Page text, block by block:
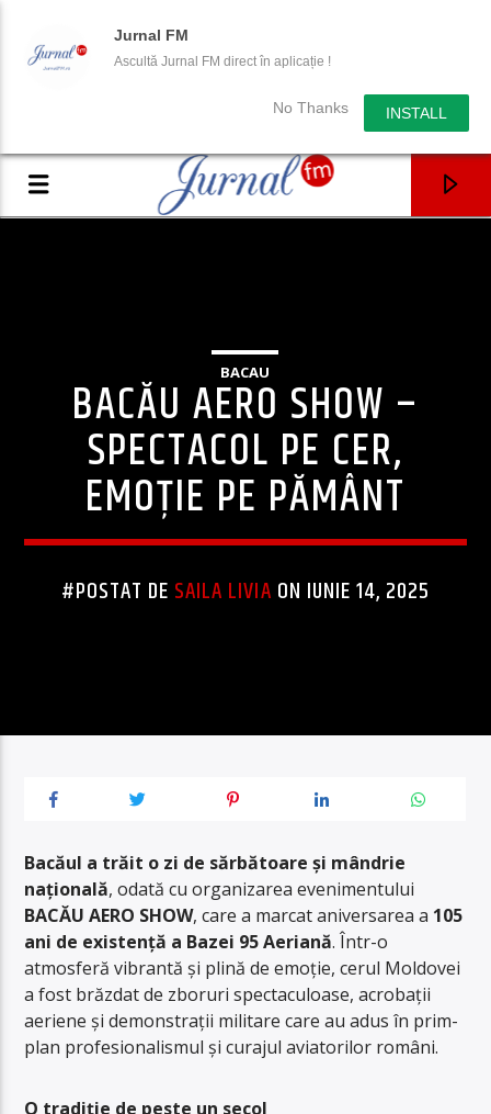
Jurnal FM
Ascultă Jurnal FM direct în aplicație !
No Thanks INSTALL
BACAU
BACĂU AERO SHOW –
SPECTACOL PE CER,
EMOȚIE PE PĂMÂNT
#POSTAT DE SAILA LIVIA ON IUNIE 14, 2025
Bacăul a trăit o zi de sărbătoare și mândrie
națională, odată cu organizarea evenimentului
BACĂU AERO SHOW, care a marcat aniversarea a 105
ani de existență a Bazei 95 Aeriană. Într-o
atmosferă vibrantă și plină de emoție, cerul Moldovei
a fost brăzdat de zboruri spectaculoase, acrobații
aeriene și demonstrații militare care au adus în prim-
plan profesionalismul și curajul aviatorilor români.
O tradiție de peste un secol